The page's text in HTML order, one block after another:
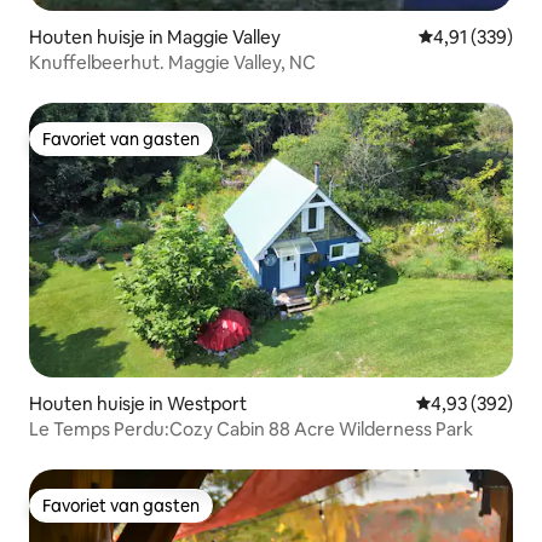
Houten huisje in Maggie Valley Gemiddelde
4,91 (339)
Knuffelbeerhut. Maggie Valley, NC
Favoriet van gasten
Favoriet van gasten
Houten huisje in Westport Gemiddelde
4,93 (392)
Le Temps Perdu:Cozy Cabin 88 Acre Wilderness Park
Favoriet van gasten
Favoriet van gasten